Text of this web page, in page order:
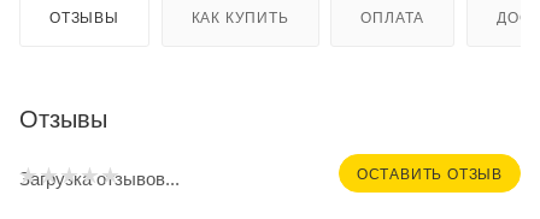
ОТЗЫВЫ КАК КУПИТЬ ОПЛАТА
Отзывы
ОСТАВИТЬ ОТЗЫВ
Загрузка отзывов...